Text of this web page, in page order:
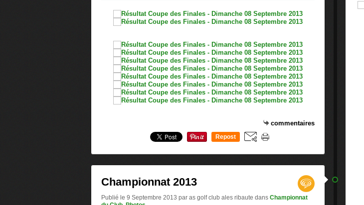
commentaires
Repost
Championnat 2013
Publié le 9 Septembre 2013 par as golf club ales ribaute dans Championnat